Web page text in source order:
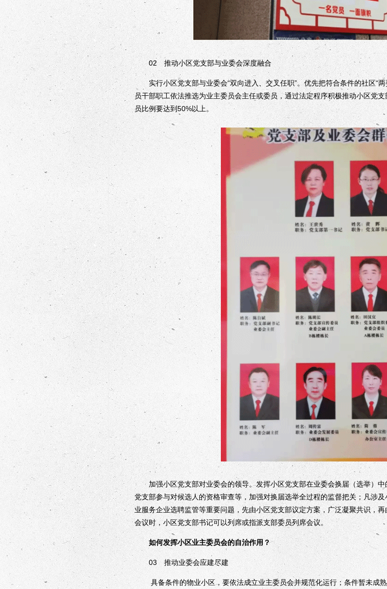
02 推动小区党支部与业委会深度融合
实行小区党支部与业委会“双向进入、交叉任职”。优先把符合条件的社区“两
员干部职工依法推选为业主委员会主任或委员，通过法定程序积极推动小区党
员比例要达到50%以上。
加强小区党支部对业委会的领导。发挥小区党支部在业委会换届（选举）中
党支部参与对候选人的资格审查等，加强对换届选举全过程的监督把关；凡涉
业服务企业选聘监管等重要问题，先由小区党支部议定方案，广泛凝聚共识，
会议时，小区党支部书记可以列席或指派支部委员列席会议。
如何发挥小区业主委员会的自治作用？
03 推动业委会应建尽建
具备条件的物业小区，要依法成立业主委员会并规范化运行；条件暂未成熟